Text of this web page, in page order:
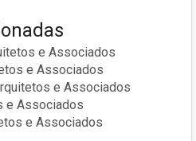
e Associados
e Associados
e Associados
e Associados
e Associados